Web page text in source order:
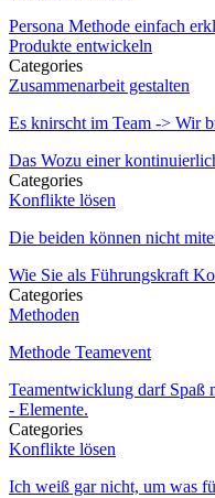
Persona Methode einfach
Produkte entwickeln
Categories
Zusammenarbeit gestalten
Es knirscht im Team -> Wir
Das Wozu einer
Categories
Konflikte lösen
Die beiden können nicht
Wie Sie als Führungskraft
Categories
Methoden
Methode Teamevent
Teamentwicklung darf Spaß
- Elemente.
Categories
Konflikte lösen
Ich weiß gar nicht, um was